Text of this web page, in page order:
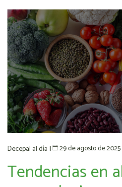
Decepal al día | 29 de agosto de 2025
Tendencias en